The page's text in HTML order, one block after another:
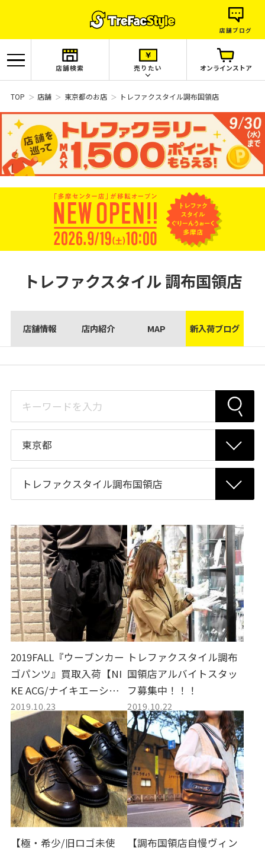
店舗ブログ
店舗検索 売りたい オンラインストア
TOP 店舗 東京都のお店 トレファクスタイル調布国領店
トレファクスタイル調布国領店
店舗情報 店内紹介 MAP 新入荷ブログ
2019FALL『ウーブンカー
ゴパンツ』買取入荷【NI
KE ACG/ナイキエーシー
ジー】
2019.10.23
トレファクスタイル調布
国領店アルバイトスタッ
フ募集中！！！
2019.10.22
【極・希少/旧ロゴ未使
【調布国領店自慢ヴィン